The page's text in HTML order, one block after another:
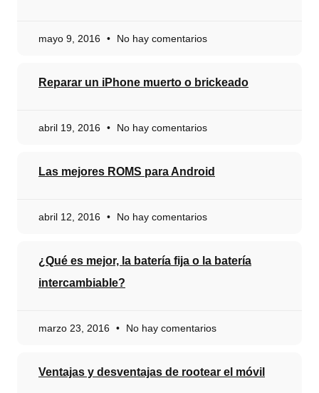
mayo 9, 2016 No hay comentarios
Reparar un iPhone muerto o brickeado
abril 19, 2016 No hay comentarios
Las mejores ROMS para Android
abril 12, 2016 No hay comentarios
¿Qué es mejor, la batería fija o la batería
intercambiable?
marzo 23, 2016 No hay comentarios
Ventajas y desventajas de rootear el móvil